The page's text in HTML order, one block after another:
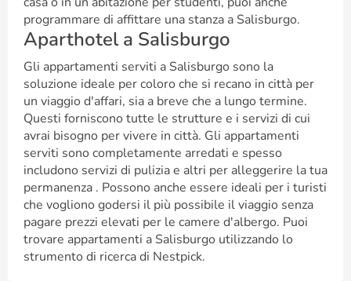
programmare di affittare una stanza a Salisburgo.
Aparthotel a Salisburgo
Gli appartamenti serviti a Salisburgo sono la
soluzione ideale per coloro che si recano in città per
un viaggio d'affari, sia a breve che a lungo termine.
Questi forniscono tutte le strutture e i servizi di cui
avrai bisogno per vivere in città. Gli appartamenti
serviti sono completamente arredati e spesso
includono servizi di pulizia e altri per alleggerire la tua
permanenza . Possono anche essere ideali per i turisti
che vogliono godersi il più possibile il viaggio senza
pagare prezzi elevati per le camere d'albergo. Puoi
trovare appartamenti a Salisburgo utilizzando lo
strumento di ricerca di Nestpick.